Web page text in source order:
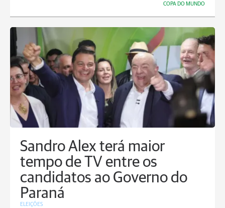
COPA DO MUNDO
Sandro Alex terá maior
tempo de TV entre os
candidatos ao Governo do
Paraná
ELEIÇÕES